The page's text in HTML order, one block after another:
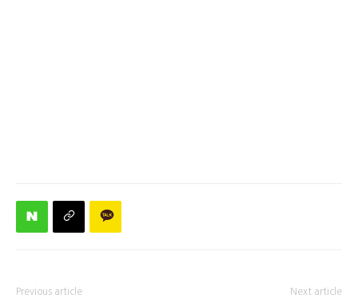
Previous article Next article